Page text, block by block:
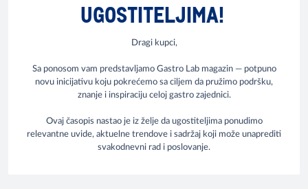
UGOSTITELJIMA!
Dragi kupci,
Sa ponosom vam predstavljamo Gastro Lab magazin — potpuno
novu inicijativu koju pokrećemo sa ciljem da pružimo podršku,
znanje i inspiraciju celoj gastro zajednici.
Ovaj časopis nastao je iz želje da ugostiteljima ponudimo
relevantne uvide, aktuelne trendove i sadržaj koji može unaprediti
svakodnevni rad i poslovanje.